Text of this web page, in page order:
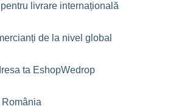
livrare internațională
de la nivel global
ta EshopWedrop